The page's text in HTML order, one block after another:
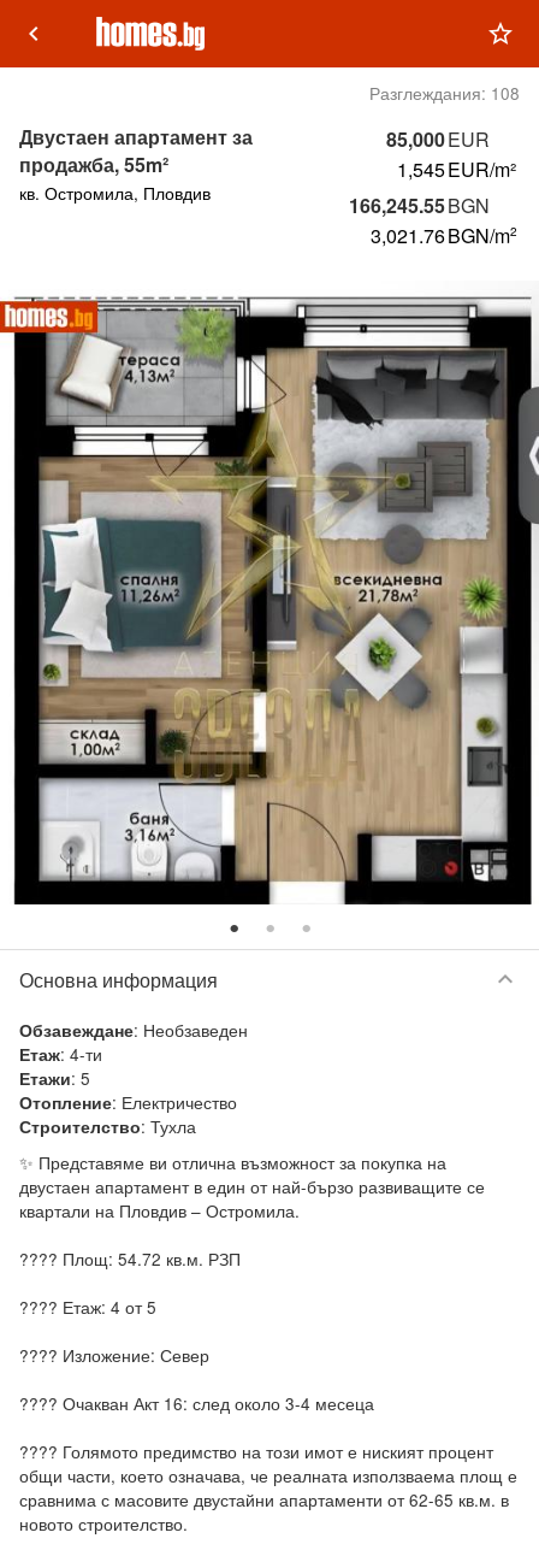
keyboard_arrow_left star_outline
Разглеждания: 108
85,000EUR
1,545EUR/m²
166,245.55BGN
3,021.76BGN/m2
Двустаен апартамент за
продажба, 55m²
кв. Остромила, Пловдив
Основна информация keyboard_arrow_down
Обзавеждане: Необзаведен
Етаж: 4-ти
Етажи: 5
Отопление: Електричество
Строителство: Тухла
✨ Представяме ви отлична възможност за покупка на
двустаен апартамент в един от най-бързо развиващите се
квартали на Пловдив – Остромила.
???? Площ: 54.72 кв.м. РЗП
???? Етаж: 4 от 5
???? Изложение: Север
???? Очакван Акт 16: след около 3-4 месеца
???? Голямото предимство на този имот е ниският процент
общи части, което означава, че реалната използваема площ е
сравнима с масовите двустайни апартаменти от 62-65 кв.м. в
новото строителство.